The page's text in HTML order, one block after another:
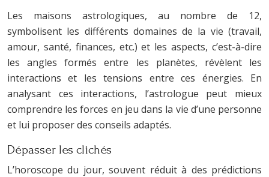
Les maisons astrologiques, au nombre de 12,
symbolisent les différents domaines de la vie (travail,
amour, santé, finances, etc.) et les aspects, c’est-à-dire
les angles formés entre les planètes, révèlent les
interactions et les tensions entre ces énergies. En
analysant ces interactions, l’astrologue peut mieux
comprendre les forces en jeu dans la vie d’une personne
et lui proposer des conseils adaptés.
Dépasser les clichés
L’horoscope du jour, souvent réduit à des prédictions